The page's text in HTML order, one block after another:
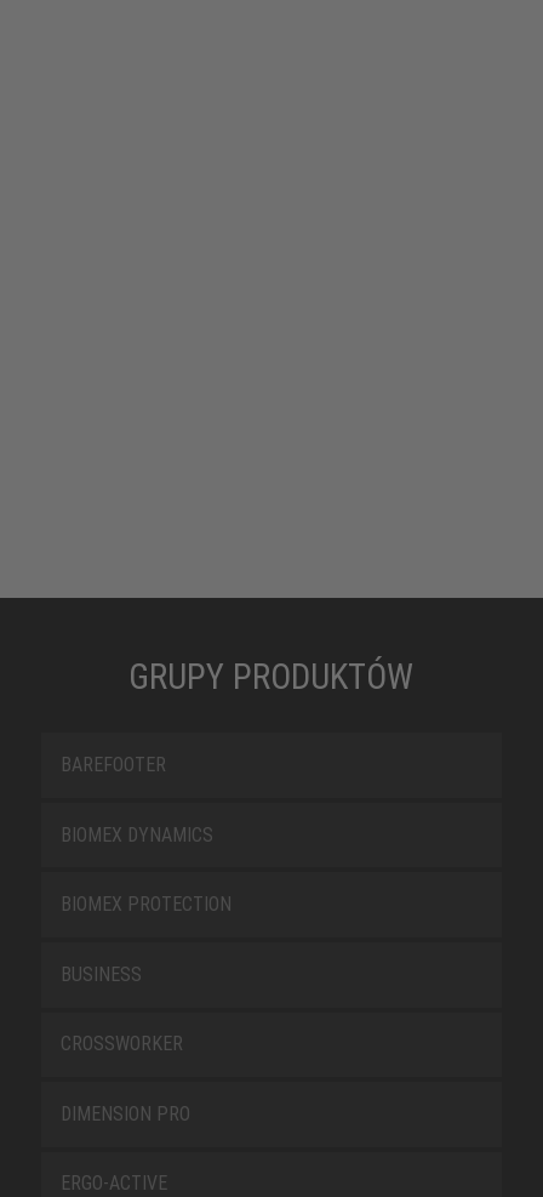
GRUPY PRODUKTÓW
BAREFOOTER
BIOMEX DYNAMICS
BIOMEX PROTECTION
BUSINESS
CROSSWORKER
DIMENSION PRO
ERGO-ACTIVE